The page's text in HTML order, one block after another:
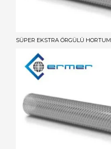
SÜPER EKSTRA ÖRGÜLÜ HORTUM